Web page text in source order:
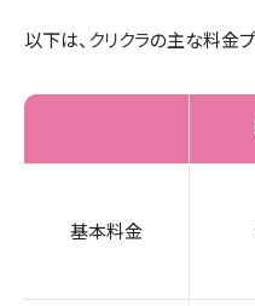
以下は、 クリクラの主な料金
基本料金